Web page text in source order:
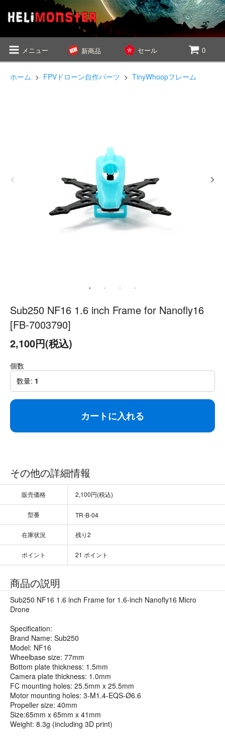
メニュー 新商品 セール 0
ホーム > FPVドローン自作パーツ > TinyWhoopフレーム
Sub250 NF16 1.6 inch Frame for Nanofly16
[FB-7003790]
2,100円(税込)
個数
数量: 1
カートに入れる
その他の詳細情報
販売価格 2,100円(税込)
型番 TR-B-04
在庫状況 残り2
ポイント 21 ポイント
商品の説明
Sub250 NF16 1.6 inch Frame for 1.6-inch Nanofly16 Micro
Drone
Specification:
Brand Name: Sub250
Model: NF16
Wheelbase size: 77mm
Bottom plate thickness: 1.5mm
Camera plate thickness: 1.0mm
FC mounting holes: 25.5mm x 25.5mm
Motor mounting holes: 3-M1.4-EQS-Ø6.6
Propeller size: 40mm
Size:65mm x 65mm x 41mm
Weight: 8.3g (including 3D print)